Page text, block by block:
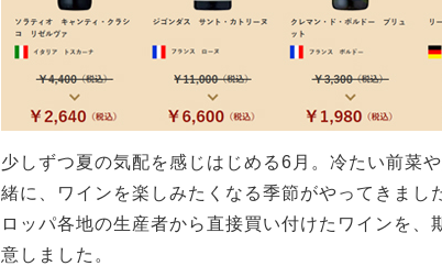
少しずつ夏の気配を感じはじめる6月。冷たい前菜
緒に、ワインを楽しみたくなる季節がやってきまし
ロッパ各地の生産者から直接買い付けたワインを、
意しました。